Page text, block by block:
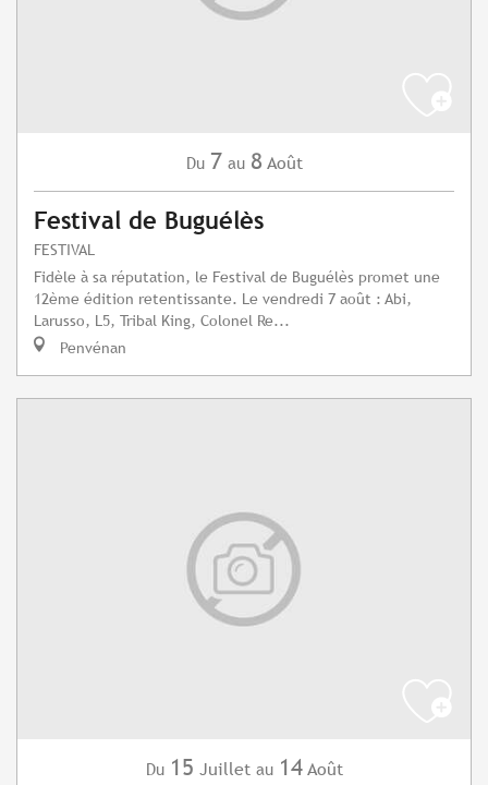
Du 7 au 8 Août
Festival de Buguélès
FESTIVAL
Fidèle à sa réputation, le Festival de Buguélès promet une
12ème édition retentissante. Le vendredi 7 août : Abi,
Larusso, L5, Tribal King, Colonel Re...
Penvénan
Du 15 Juillet au 14 Août